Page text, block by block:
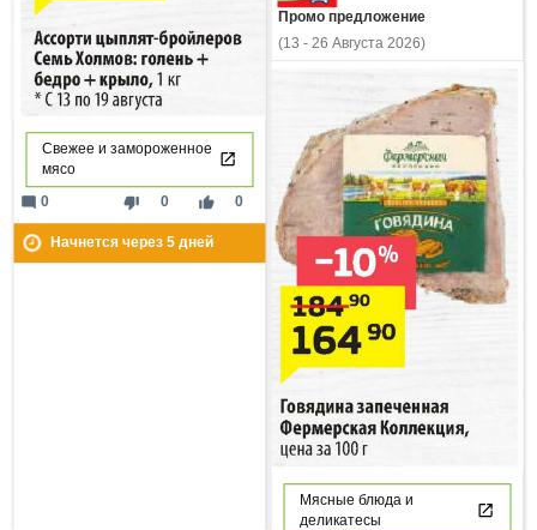
Свежее и замороженное
мясо
thumb_down 0 thumb_up 0
mode_comment 0
Начнется через 5дней
Промо предложение
(13 - 26 Августа 2026)
Мясные блюда и
деликатесы